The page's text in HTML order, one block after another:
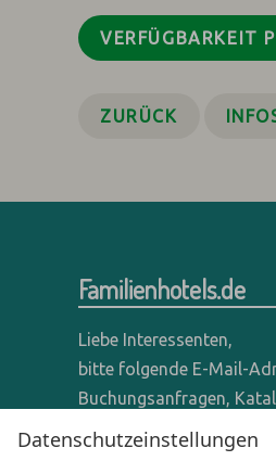
Datenschutzeinstellungen
VERFÜGBARKEIT
ZURÜCK
Familienhotels.de
Liebe Interessenten,
bitte folgende E-Mail-
Buchungsanfragen,
verwenden - wir sind